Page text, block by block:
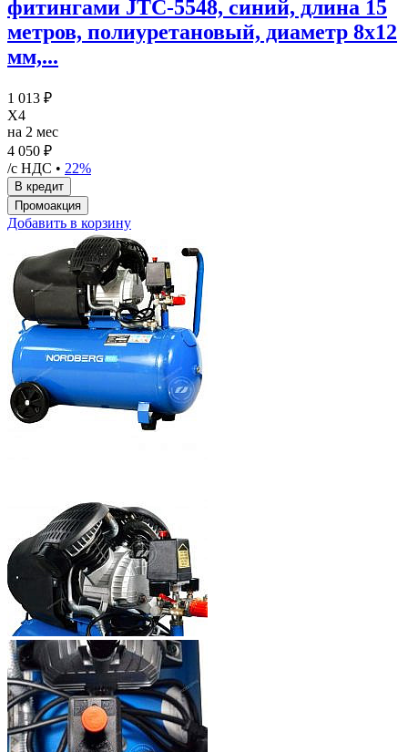
фитингами JTC-5548, синий, длина 15
метров, полиуретановый, диаметр 8х12
мм,...
1 013 ₽
X4
на 2 мес
4 050 ₽
/с НДС • 22%
Добавить в корзину